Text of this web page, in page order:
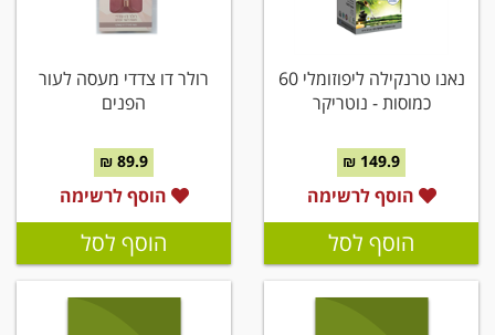
נאנו טרנקילה ליפוזומלי 60
כמוסות - נוטריקר
149.9 ₪
הוסף לרשימה
הוסף לסל
רולר דו צדדי מעסה לעור
הפנים
89.9 ₪
הוסף לרשימה
הוסף לסל